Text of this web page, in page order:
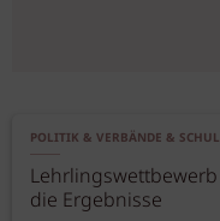
POLITIK & VERBÄNDE &
die Ergebnisse